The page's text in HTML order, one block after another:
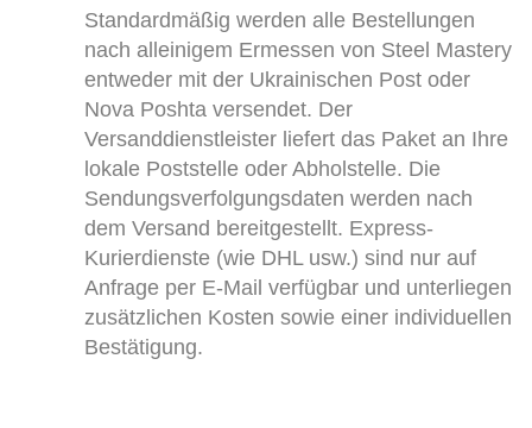
Standardmäßig werden alle Bestellungen
nach alleinigem Ermessen von Steel Mastery
entweder mit der Ukrainischen Post oder
Nova Poshta versendet. Der
Versanddienstleister liefert das Paket an Ihre
lokale Poststelle oder Abholstelle. Die
Sendungsverfolgungsdaten werden nach
dem Versand bereitgestellt. Express-
Kurierdienste (wie DHL usw.) sind nur auf
Anfrage per E-Mail verfügbar und unterliegen
zusätzlichen Kosten sowie einer individuellen
Bestätigung.